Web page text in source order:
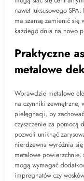
nawet luksusowego
ma szansę zamienić się
każdego dnia na nowo
Praktyczne
metalowe
Wprawdzie metalowe
na czynniki
pielęgnacji, by
czyszczenie za pomocą
pozwoli uniknąć
nierdzewna wyróżnia
metalowe
mogą wymagać
impregnatów czy